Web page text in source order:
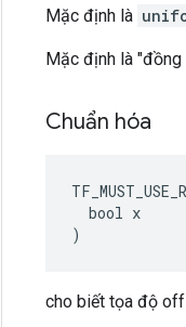
Mặc định là
Mặc định là "đồng
Chuẩn hóa
  bool x
)
cho biết tọa độ